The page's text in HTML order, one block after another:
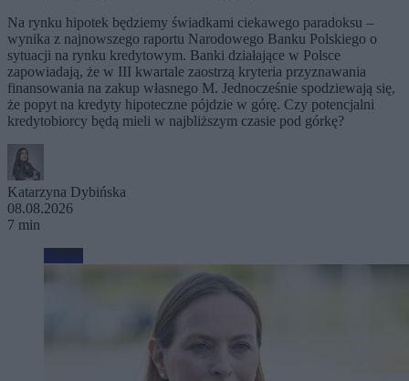
Na rynku hipotek będziemy świadkami ciekawego paradoksu –
wynika z najnowszego raportu Narodowego Banku Polskiego o
sytuacji na rynku kredytowym. Banki działające w Polsce
zapowiadają, że w III kwartale zaostrzą kryteria przyznawania
finansowania na zakup własnego M. Jednocześnie spodziewają się,
że popyt na kredyty hipoteczne pójdzie w górę. Czy potencjalni
kredytobiorcy będą mieli w najbliższym czasie pod górkę?
Katarzyna Dybińska
08.08.2026
7 min
Biznes